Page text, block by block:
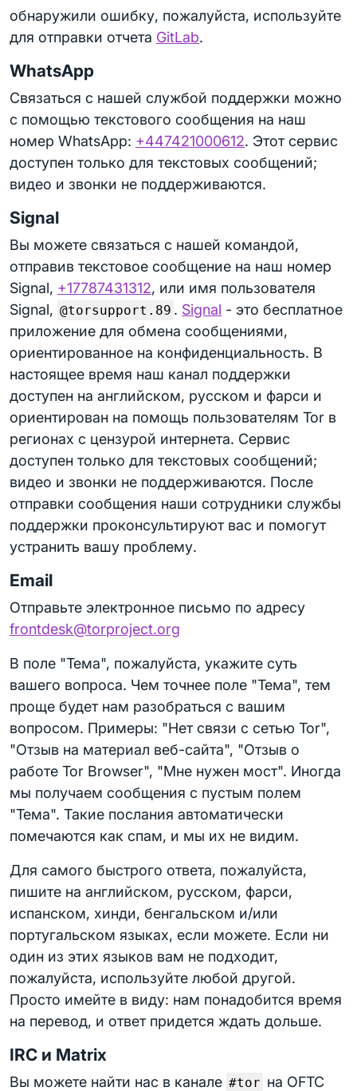
обнаружили ошибку, пожалуйста, используйте
для отправки отчета GitLab.
WhatsApp
Связаться с нашей службой поддержки можно
с помощью текстового сообщения на наш
номер WhatsApp: +447421000612. Этот сервис
доступен только для текстовых сообщений;
видео и звонки не поддерживаются.
Signal
Вы можете связаться с нашей командой,
отправив текстовое сообщение на наш номер
Signal, +17787431312, или имя пользователя
Signal, @torsupport.89 . Signal - это бесплатное
приложение для обмена сообщениями,
ориентированное на конфиденциальность. В
настоящее время наш канал поддержки
доступен на английском, русском и фарси и
ориентирован на помощь пользователям Tor в
регионах с цензурой интернета. Сервис
доступен только для текстовых сообщений;
видео и звонки не поддерживаются. После
отправки сообщения наши сотрудники службы
поддержки проконсультируют вас и помогут
устранить вашу проблему.
Email
Отправьте электронное письмо по адресу
frontdesk@torproject.org
В поле "Тема", пожалуйста, укажите суть
вашего вопроса. Чем точнее поле "Тема", тем
проще будет нам разобраться с вашим
вопросом. Примеры: "Нет связи с сетью Tor",
"Отзыв на материал веб-сайта", "Отзыв о
работе Tor Browser", "Мне нужен мост". Иногда
мы получаем сообщения с пустым полем
"Тема". Такие послания автоматически
помечаются как спам, и мы их не видим.
Для самого быстрого ответа, пожалуйста,
пишите на английском, русском, фарси,
испанском, хинди, бенгальском и/или
португальском языках, если можете. Если ни
один из этих языков вам не подходит,
пожалуйста, используйте любой другой.
Просто имейте в виду: нам понадобится время
на перевод, и ответ придется ждать дольше.
IRC и Matrix
Вы можете найти нас в канале #tor на OFTC